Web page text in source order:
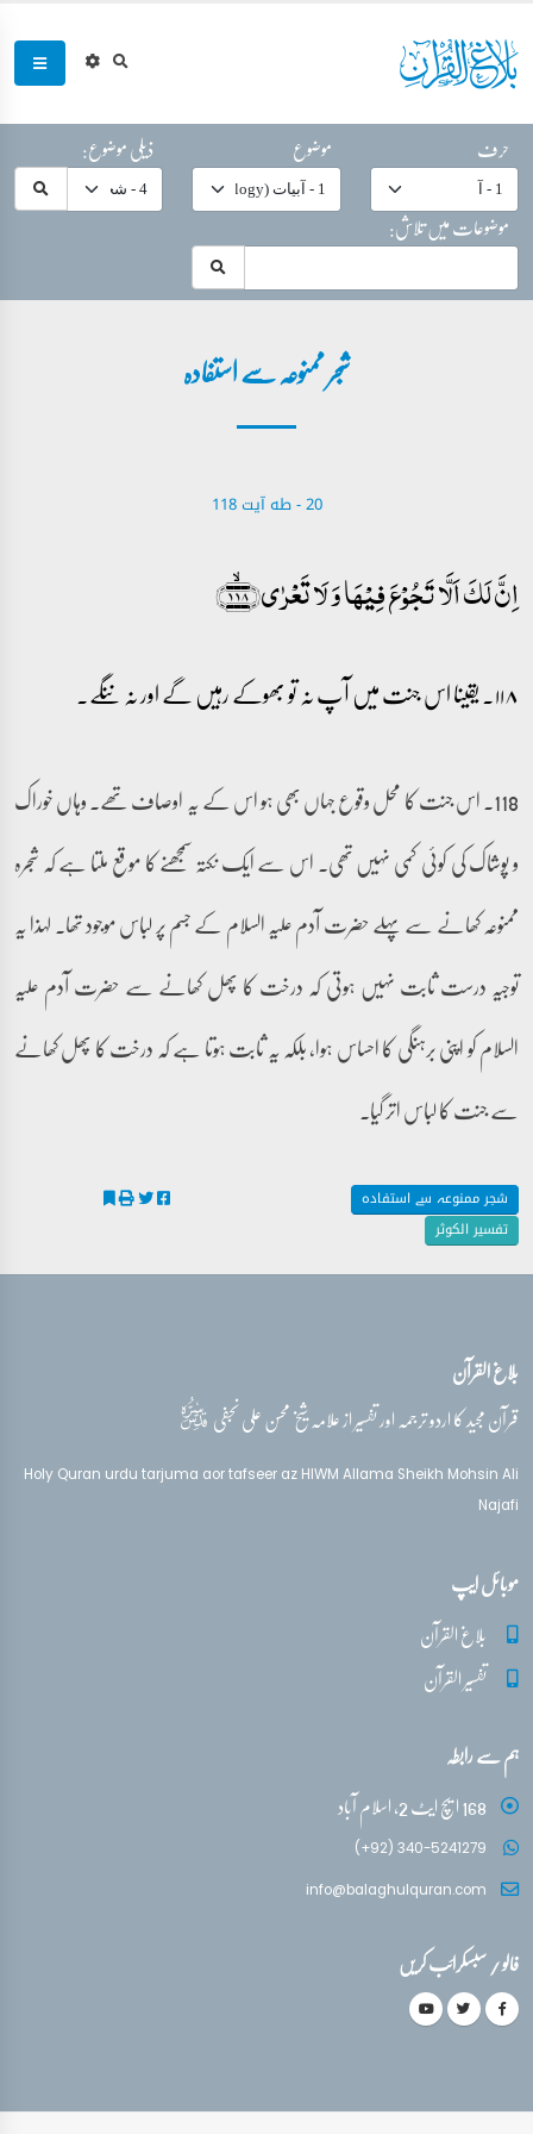
حرف موضوع
ذیلی موضوع:
موضوعات میں تلاش:
شجر ممنوعہ سے استفادہ
20 - ‎طه آیت 118
اِنَّ لَکَ اَلَّا تَجُوۡعَ فِیۡہَا وَ لَا تَعۡرٰی﴿۱۱۸﴾ۙ
۱۱۸۔ یقینا اس جنت میں آپ نہ تو بھوکے رہیں گے اور نہ ننگے۔
118۔ اس جنت کا محل وقوع جہاں بھی ہو اس کے یہ اوصاف تھے۔ وہاں خوراک
و پوشاک کی کوئی کمی نہیں تھی۔ اس سے ایک نکتہ سمجھنے کا موقع ملتا ہے کہ شجرہ
ممنوعہ کھانے سے پہلے حضرت آدم علیہ السلام کے جسم پر لباس موجود تھا۔ لہذا یہ
توجیہ درست ثابت نہیں ہوتی کہ درخت کا پھل کھانے سے حضرت آدم علیہ
السلام کو اپنی برہنگی کا احساس ہوا، بلکہ یہ ثابت ہوتا ہے کہ درخت کا پھل کھانے
سے جنت کا لباس اتر گیا۔
شجر ممنوعہ سے استفادہ
تفسیر الکوثر
بلاغ القرآن
قرآن مجید کا اردو ترجمہ اور تفسیر از علامہ شیخ محسن علی نجفیقدس‌سره
Holy Quran urdu tarjuma aor tafseer az HIWM Allama Sheikh Mohsin Ali
Najafi
موبائل ایپ
بلاغ القرآن
تفسیر القرآن
ہم سے رابطہ
168 ایچ ایٹ 2، اسلام آباد
(+92) 340-5241279
info@balaghulquran.com
فالو / سبسکرائب کریں